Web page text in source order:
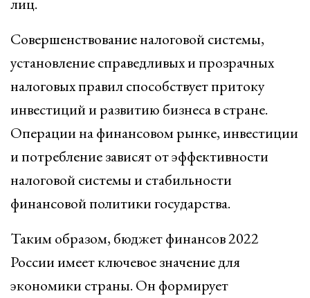
Совершенствование налоговой системы,
установление справедливых и прозрачных
налоговых правил способствует притоку
инвестиций и развитию бизнеса в стране.
Операции на финансовом рынке, инвестиции
и потребление зависят от эффективности
налоговой системы и стабильности
финансовой политики государства.
Таким образом, бюджет финансов 2022
России имеет ключевое значение для
экономики страны. Он формирует